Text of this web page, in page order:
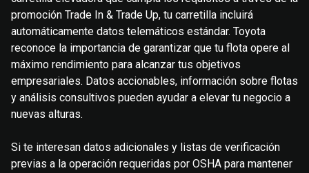
promoción Trade In & Trade Up, tu carretilla incluirá
automáticamente datos telemáticos estándar. Toyota
reconoce la importancia de garantizar que tu flota opere al
máximo rendimiento para alcanzar tus objetivos
empresariales. Datos accionables, información sobre flotas
y análisis consultivos pueden ayudar a elevar tu negocio a
nuevas alturas.
Si te interesan datos adicionales y listas de verificación
previas a la operación requeridas por OSHA para mantener